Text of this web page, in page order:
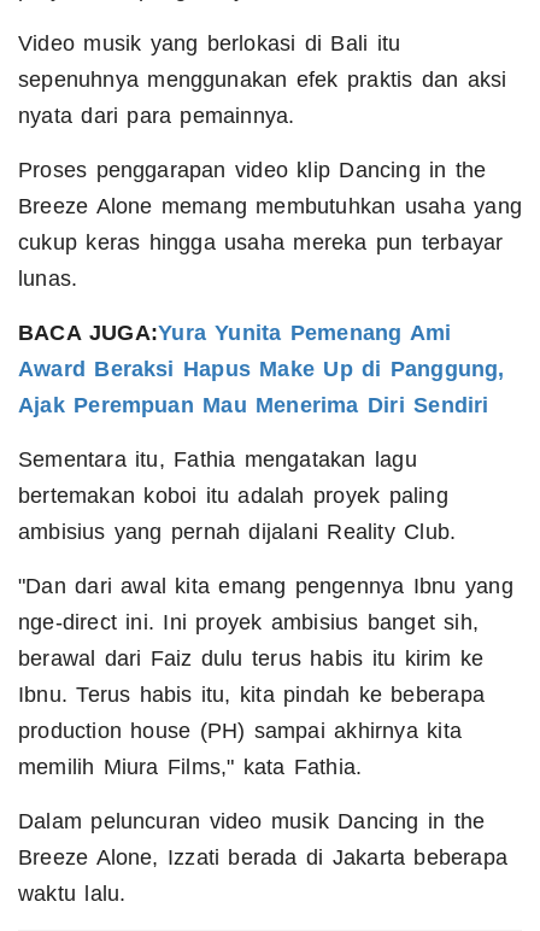
Video musik yang berlokasi di Bali itu
sepenuhnya menggunakan efek praktis dan aksi
nyata dari para pemainnya.
Proses penggarapan video klip Dancing in the
Breeze Alone memang membutuhkan usaha yang
cukup keras hingga usaha mereka pun terbayar
lunas.
BACA JUGA:Yura Yunita Pemenang Ami
Award Beraksi Hapus Make Up di Panggung,
Ajak Perempuan Mau Menerima Diri Sendiri
Sementara itu, Fathia mengatakan lagu
bertemakan koboi itu adalah proyek paling
ambisius yang pernah dijalani Reality Club.
"Dan dari awal kita emang pengennya Ibnu yang
nge-direct ini. Ini proyek ambisius banget sih,
berawal dari Faiz dulu terus habis itu kirim ke
Ibnu. Terus habis itu, kita pindah ke beberapa
production house (PH) sampai akhirnya kita
memilih Miura Films," kata Fathia.
Dalam peluncuran video musik Dancing in the
Breeze Alone, Izzati berada di Jakarta beberapa
waktu lalu.